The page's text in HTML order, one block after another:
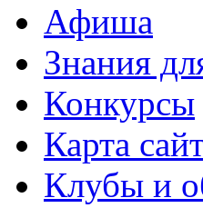
Афиша
Знания
Конкурсы
Карта
Клубы и